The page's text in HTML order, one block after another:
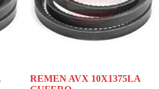
REMEN AVX 10X1375LA